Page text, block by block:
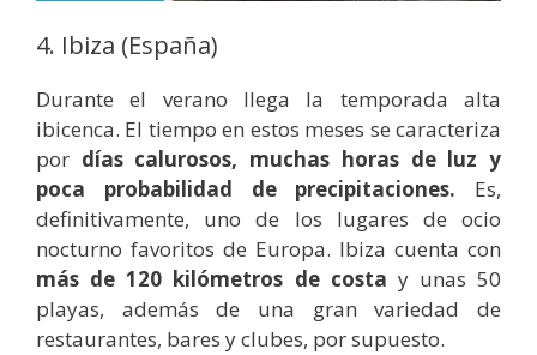
4. Ibiza (España)
Durante el verano llega la temporada alta
ibicenca. El tiempo en estos meses se caracteriza
por días calurosos, muchas horas de luz y
poca probabilidad de precipitaciones. Es,
definitivamente, uno de los lugares de ocio
nocturno favoritos de Europa. Ibiza cuenta con
más de 120 kilómetros de costa y unas 50
playas, además de una gran variedad de
restaurantes, bares y clubes, por supuesto.